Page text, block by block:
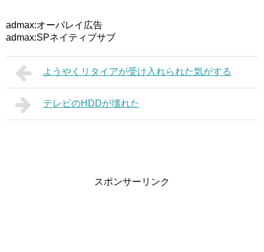
admax:オーバレイ広告
admax:SPネイティブサブ
ようやくリタイアが受け入れられた気がする
テレビのHDDが壊れた
スポンサーリンク